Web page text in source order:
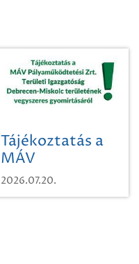
Tájékoztatás a
MÁV
Pályaműködtetési
Zrt. Területi
2026.07.20.